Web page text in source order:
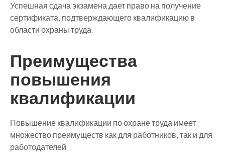
Успешная сдача экзамена дает право на получение
сертификата, подтверждающего квалификацию в
области охраны труда.
Преимущества
повышения
квалификации
Повышение квалификации по охране труда имеет
множество преимуществ как для работников, так и для
работодателей: